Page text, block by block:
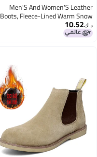
Men'S And Women'S Leather
Boots, Fleece-Lined Warm Snow
Boots, Large Size Shiny High-Top
Martin Boots, Genuine Leather
د.ك‏10.52